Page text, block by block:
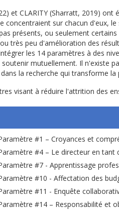
et CLARITY (Sharratt, 2019)
concentraient sur chacun d'eux,
présents, ou seulement
très peu d'amélioration des
les 14 paramètres à des
mutuellement. Il n'existe
la recherche qui transforme
visant à réduire l'attrition des
#1 – Croyances et
#4 – Le directeur en tant
#7 - Apprentissage
#10 - Affectation des
#11 - Enquête
#14 – Responsabilité et